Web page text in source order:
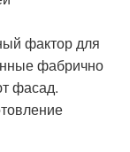
фактор для
фабрично
фасад.